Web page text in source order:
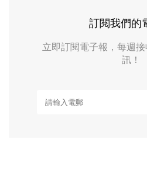
訂閱我們的
立即訂閱電子報，每週
訊！